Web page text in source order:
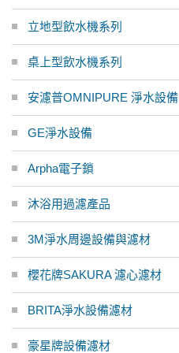
立地型飲水機系列
桌上型飲水機系列
安濾普OMNIPURE 淨水設備
GE淨水設備
Arpha電子鎖
沐浴用過濾產品
3M淨水周邊設備與濾材
櫻花牌SAKURA 濾心濾材
BRITA淨水設備濾材
豪星牌設備濾材